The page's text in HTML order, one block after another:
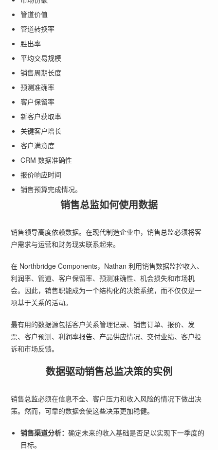
管道价值
管道转换率
胜出率
平均交易规模
销售周期长度
预测准确率
客户保留率
新客户获取率
关键客户增长
客户满意度
CRM 数据准确性
报价响应时间
销售预算完成情况。
销售总监如何使用数据
销售领导高度依赖数据。在现代制造企业中，销售总监必须将客
户需求与运营和财务现实联系起来。
在 Northbridge Components，Nathan 利用销售数据监控收入、
利润率、管道、客户保留率、预测准确性、机会损失和市场机
会。因此，销售职能成为一个结构化的决策系统，而不仅仅是一
项基于关系的活动。
最有用的数据源包括客户关系管理记录、销售订单、报价、发
票、客户预测、利润率报告、产品供应情况、交付业绩、客户投
诉和市场反馈。
数据驱动销售总监决策的实例
销售总监必须在信息不全、客户压力和收入风险的情况下做出决
策。然而，可靠的数据会使这些决策更加稳健。
销售渠道分析：确定未来的收入基础是否足以实现下一季度的
目标。